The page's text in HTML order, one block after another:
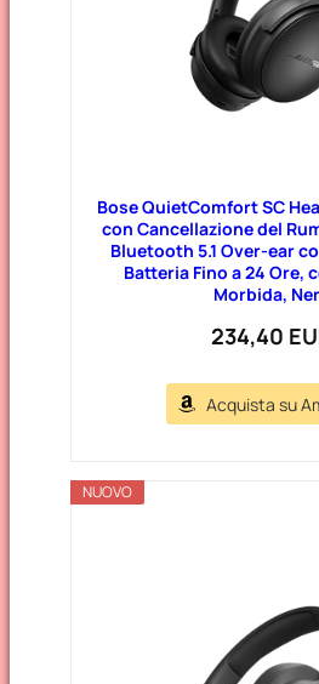
Bose QuietComfort SC
con Cancellazione del
Bluetooth 5.1 Over-ear
Batteria Fino a 24 Ore,
Morbida,
234,40
Acquista su
NUOVO